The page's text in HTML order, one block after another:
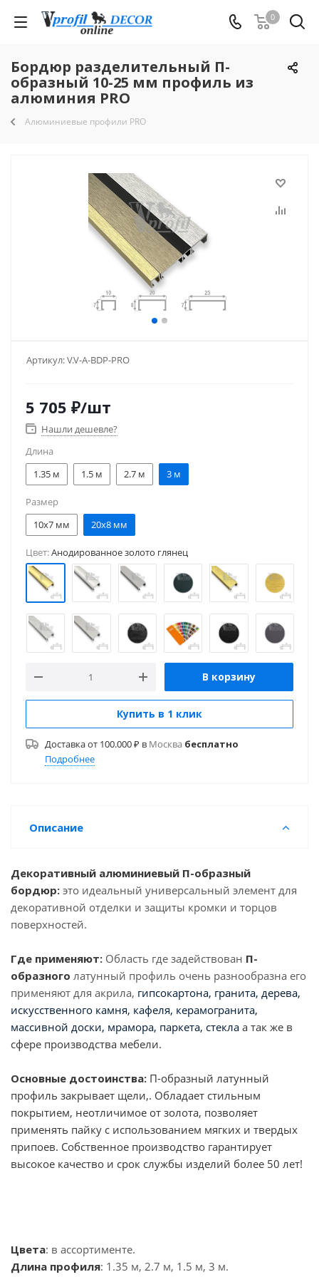
0
Бордюр разделительный П-
образный 10-25 мм профиль из
алюминия PRO
Алюминиевые профили PRO
Артикул:V.V-A-BDP-PRO
5 705 ₽/шт
Нашли дешевле?
Длина
1.35 м
1.5 м 2.7 м 3 м
Размер
10x7 мм
20x8 мм
Цвет:Анодированное золото глянец
В корзину
Купить в 1 клик
Доставка от 100.000 ₽ в Москва бесплатно
Подробнее
Описание
Декоративный алюминиевый П-образный
бордюр: это идеальный универсальный элемент для
декоративной отделки и защиты кромки и торцов
поверхностей.
Где применяют: Область где задействован П-
образного латунный профиль очень разнообразна его
применяют для акрила, гипсокартона, гранита, дерева,
искусственного камня, кафеля, керамогранита,
массивной доски, мрамора, паркета, стекла а так же в
сфере производства мебели.
Основные достоинства: П-образный латунный
профиль закрывает щели,. Обладает стильным
покрытием, неотличимое от золота, позволяет
применять пайку с использованием мягких и твердых
припоев. Собственное производство гарантирует
высокое качество и срок службы изделий более 50 лет!
Цвета: в ассортименте.
Длина профиля: 1.35 м, 2.7 м, 1.5 м, 3 м.